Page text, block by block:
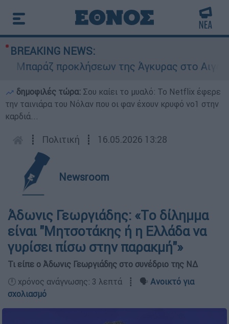
BREAKING NEWS:
προκλήσεων της Άγκυρας στο Αιγαίο:
δημοφιλές τώρα: Σου καίει το μυαλό: Το Netflix έφερε
την ταινιάρα του Νόλαν που οι φαν έχουν κρυφό νο1 στην
καρδιά...
┋ Πολιτική ┋ 16.05.2026 13:28
Newsroom
Άδωνις Γεωργιάδης: «Tο δίλημμα
είναι "Μητσοτάκης ή η Ελλάδα να
γυρίσει πίσω στην παρακμή"»
Τι είπε ο Άδωνις Γεωργιάδης στο συνέδριο της ΝΔ
🕛 χρόνος ανάγνωσης: 3 λεπτά ┋ 🗣️ Ανοικτό για
σχολιασμό